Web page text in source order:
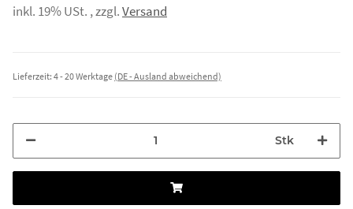
inkl. 19% USt. , zzgl.Versand
Lieferzeit: 4 - 20 Werktage (DE - Ausland abweichend)
Stk